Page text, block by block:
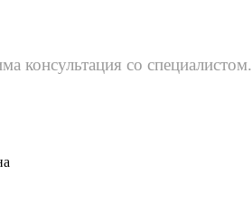
консультация со специалистом.